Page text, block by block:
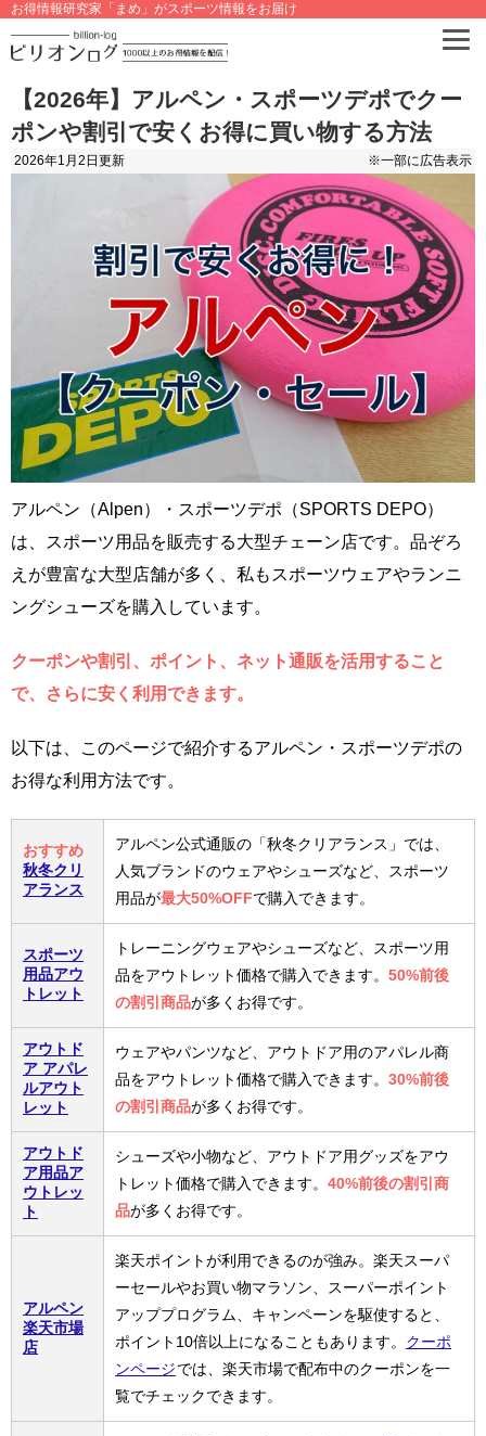
お得情報研究家「まめ」がスポーツ情報をお届け
【2026年】アルペン・スポーツデポでクー
ポンや割引で安くお得に買い物する方法
2026年1月2日 更新 ※一部に広告表示
アルペン（Alpen）・スポーツデポ（SPORTS DEPO）
は、スポーツ用品を販売する大型チェーン店です。品ぞろ
えが豊富な大型店舗が多く、私もスポーツウェアやランニ
ングシューズを購入しています。
クーポンや割引、ポイント、ネット通販を活用すること
で、さらに安く利用できます。
以下は、このページで紹介するアルペン・スポーツデポの
お得な利用方法です。
おすすめ
秋冬クリ
アランス
アルペン公式通販の「秋冬クリアランス」では、
人気ブランドのウェアやシューズなど、スポーツ
用品が最大50%OFFで購入できます。
スポーツ
用品アウ
トレット
トレーニングウェアやシューズなど、スポーツ用
品をアウトレット価格で購入できます。 50%前後
の割引商品が多くお得です。
アウトド
ア アパレ
ルアウト
レット
ウェアやパンツなど、アウトドア用のアパレル商
品をアウトレット価格で購入できます。 30%前後
の割引商品が多くお得です。
アウトド
ア用品ア
ウトレッ
ト
シューズや小物など、アウトドア用グッズをアウ
トレット価格で購入できます。 40%前後の割引商
品が多くお得です。
アルペン
楽天市場
店
楽天ポイントが利用できるのが強み。楽天スーパ
ーセールやお買い物マラソン、スーパーポイント
アッププログラム、キャンペーンを駆使すると、
ポイント10倍以上になることもあります。 クーポ
ンページでは、楽天市場で配布中のクーポンを一
覧でチェックできます。